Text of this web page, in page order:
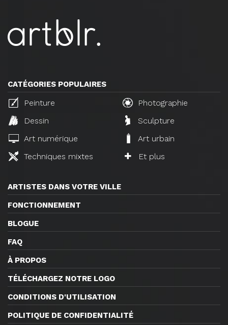
CATÉGORIES POPULAIRES
Peinture
Photographie
Dessin
Sculpture
Art numérique
Art urbain
Techniques mixtes
Et plus
ARTISTES DANS VOTRE VILLE
FONCTIONNEMENT
BLOGUE
FAQ
À PROPOS
TÉLÉCHARGEZ NOTRE LOGO
CONDITIONS D'UTILISATION
POLITIQUE DE CONFIDENTIALITÉ